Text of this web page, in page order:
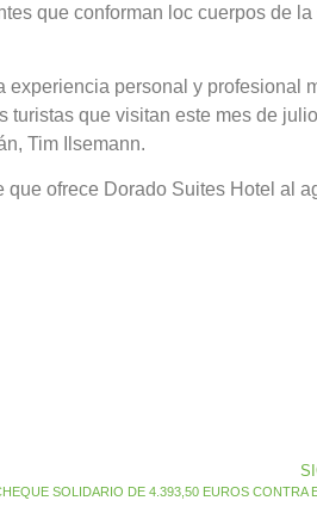
que conforman loc cuerpos de la
experiencia personal y profesional
turistas que visitan este mes de
Tim Ilsemann.
ofrece Dorado Suites Hotel al
SOLIDARIO DE 4.393,50 EUROS CONTRA